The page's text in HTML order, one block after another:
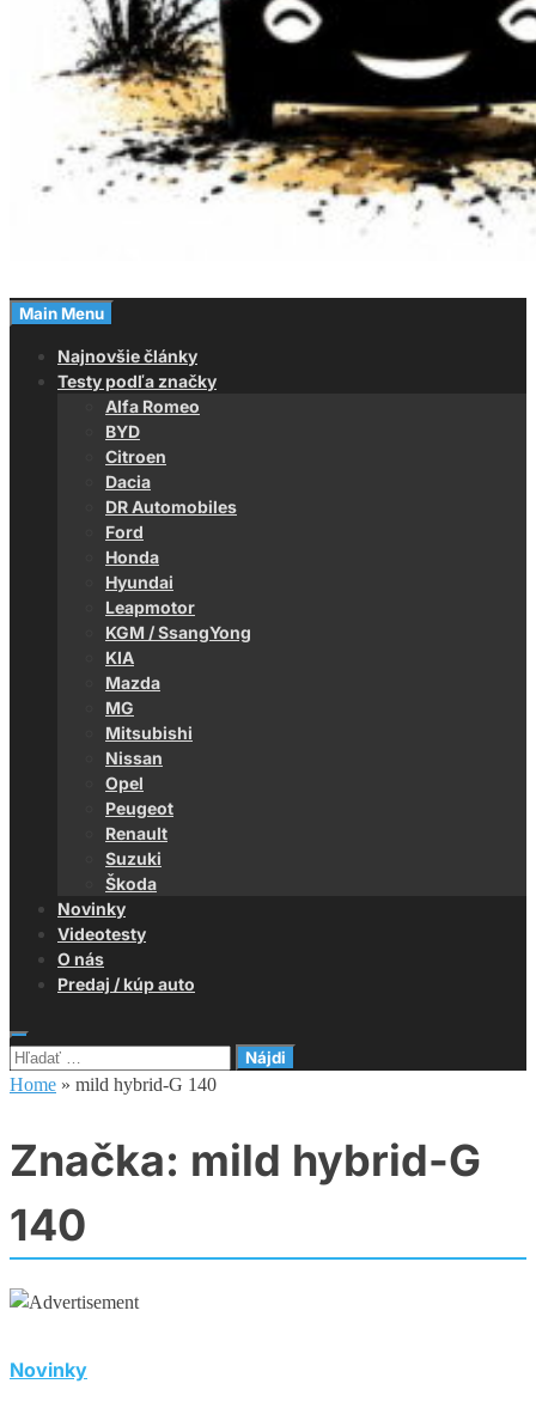
Autovinky
Magazín o autách
Main Menu
Najnovšie články
Testy podľa značky
Alfa Romeo
BYD
Citroen
Dacia
DR Automobiles
Ford
Honda
Hyundai
Leapmotor
KGM / SsangYong
KIA
Mazda
MG
Mitsubishi
Nissan
Opel
Peugeot
Renault
Suzuki
Škoda
Novinky
Videotesty
O nás
Predaj / kúp auto
Hľadať:
Home » mild hybrid-G 140
Značka: mild hybrid-G
140
Novinky